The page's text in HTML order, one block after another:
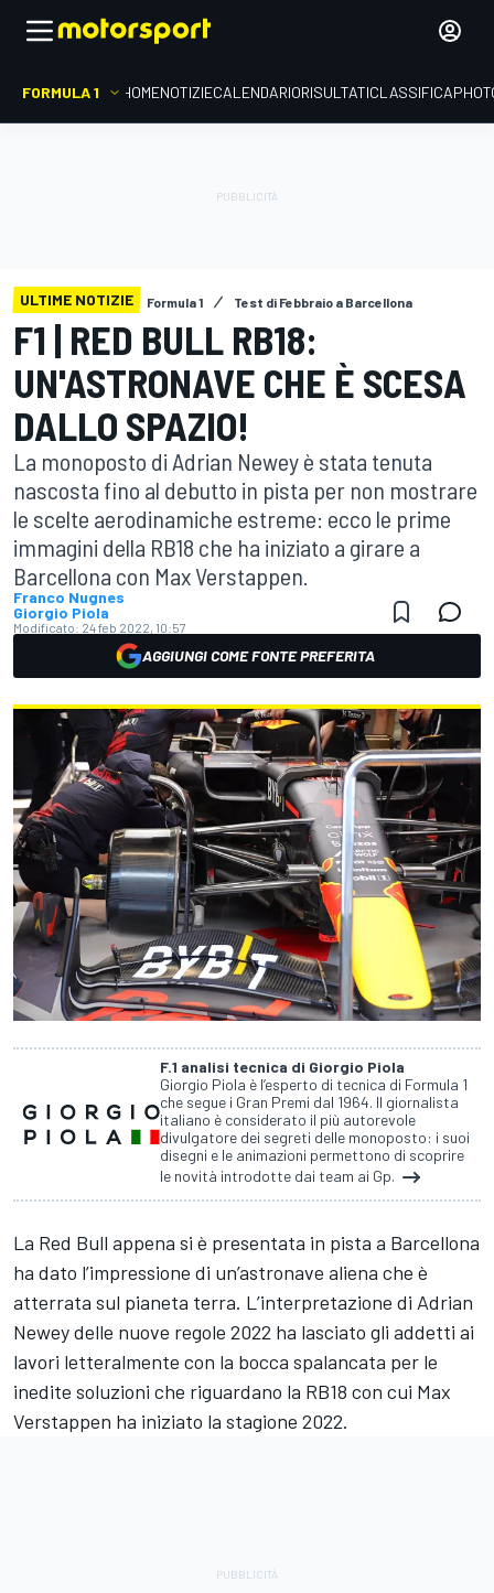
FORMULA 1 HOMENOTIZIECALENDARIORISULTATICLASSIFICA
ULTIME NOTIZIE Formula 1 Test di Febbraio a Barcellona
F1 | RED BULL RB18:
UN'ASTRONAVE CHE È SCESA
DALLO SPAZIO!
La monoposto di Adrian Newey è stata tenuta
nascosta fino al debutto in pista per non mostrare
le scelte aerodinamiche estreme: ecco le prime
immagini della RB18 che ha iniziato a girare a
Barcellona con Max Verstappen.
Franco Nugnes
Giorgio Piola
Modificato: 24 feb 2022, 10:57
AGGIUNGI COME FONTE PREFERITA
F.1 analisi tecnica di Giorgio Piola
Giorgio Piola è l’esperto di tecnica di Formula 1
che segue i Gran Premi dal 1964. Il giornalista
italiano è considerato il più autorevole
divulgatore dei segreti delle monoposto: i suoi
disegni e le animazioni permettono di scoprire
le novità introdotte dai team ai Gp.
La Red Bull appena si è presentata in pista a Barcellona
ha dato l’impressione di un’astronave aliena che è
atterrata sul pianeta terra. L’interpretazione di Adrian
Newey delle nuove regole 2022 ha lasciato gli addetti ai
lavori letteralmente con la bocca spalancata per le
inedite soluzioni che riguardano la RB18 con cui Max
Verstappen ha iniziato la stagione 2022.